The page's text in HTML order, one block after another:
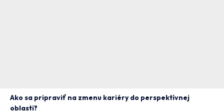
Ako sa pripraviť na zmenu kariéry do perspektívnej
oblasti?